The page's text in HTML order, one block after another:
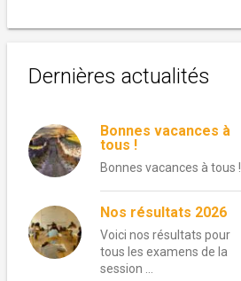
Dernières actualités
Bonnes vacances à
tous !
Bonnes vacances à tous !
Nos résultats 2026
Voici nos résultats pour
tous les examens de la
session …